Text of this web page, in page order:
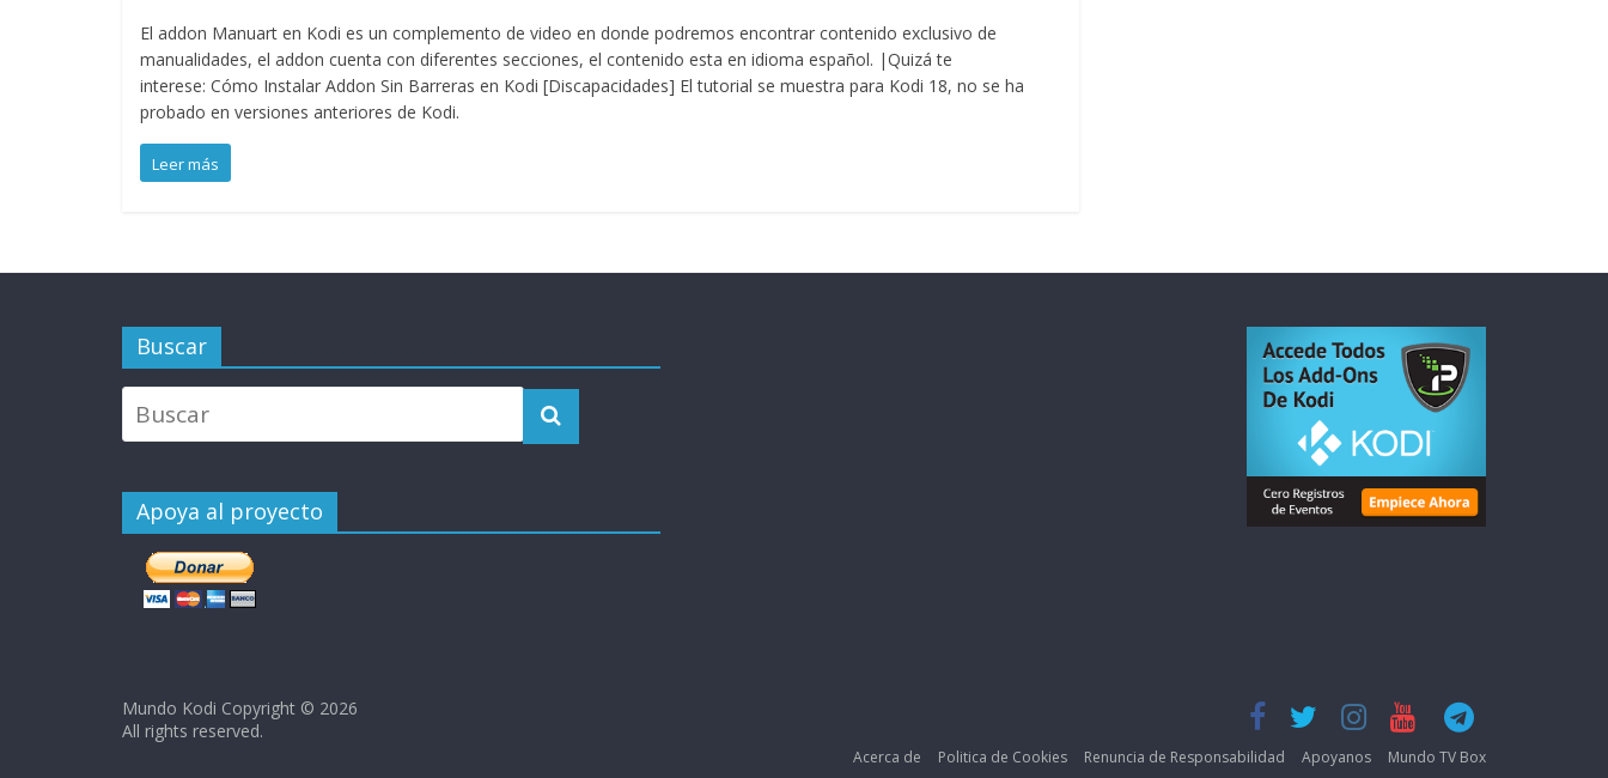
El addon Manuart en Kodi es un complemento de video en donde podremos encontrar contenido exclusivo de
manualidades, el addon cuenta con diferentes secciones, el contenido esta en idioma español. |Quizá te
interese: Cómo Instalar Addon Sin Barreras en Kodi [Discapacidades] El tutorial se muestra para Kodi 18, no se ha
probado en versiones anteriores de Kodi.
Leer más
Buscar
Apoya al proyecto
Acerca de Politica de Cookies Renuncia de Responsabilidad Apoyanos Mundo TV Box
Mundo Kodi Copyright © 2026
All rights reserved.